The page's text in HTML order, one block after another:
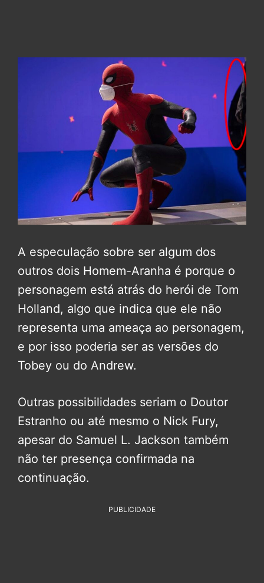
A especulação sobre ser algum dos
outros dois Homem-Aranha é porque o
personagem está atrás do herói de Tom
Holland, algo que indica que ele não
representa uma ameaça ao personagem,
e por isso poderia ser as versões do
Tobey ou do Andrew.
Outras possibilidades seriam o Doutor
Estranho ou até mesmo o Nick Fury,
apesar do Samuel L. Jackson também
não ter presença confirmada na
continuação.
PUBLICIDADE